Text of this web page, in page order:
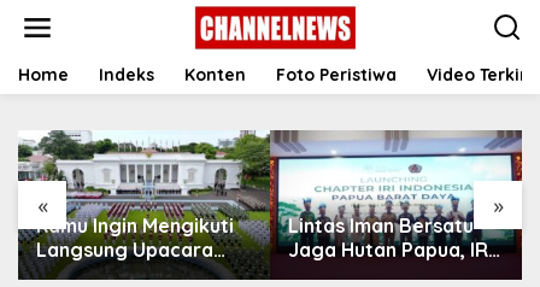
t
Home Indeks Konten Foto Peristiwa Video Terkini
« »
Kamu Ingin Mengikuti
Langsung Upacara
HUT Ke-81
Lintas Iman Bersatu
Jaga Hutan Papua, IRI
Indonesia Resmikan